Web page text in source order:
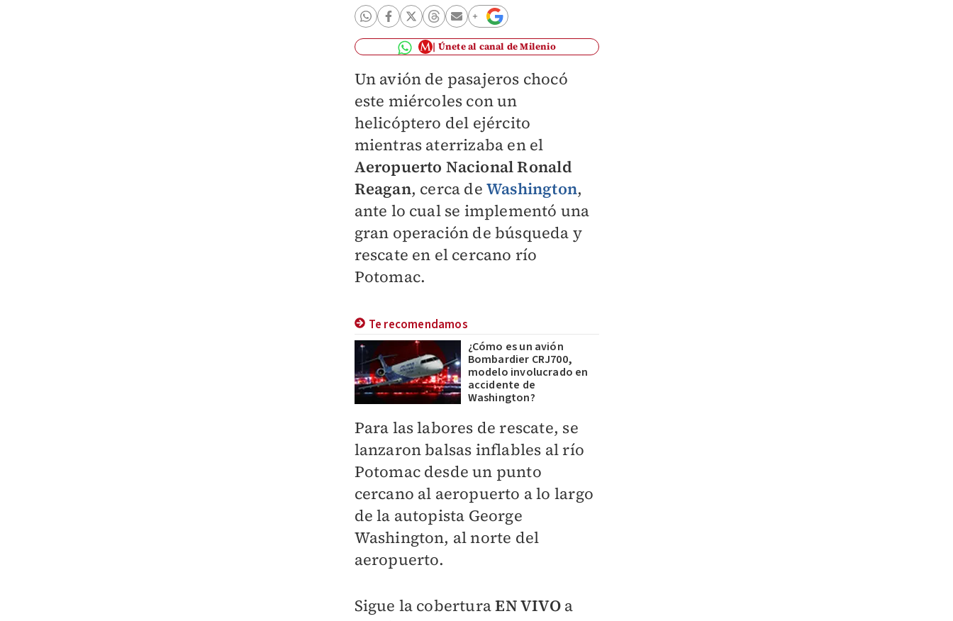
Únete al canal de Milenio
Un avión de pasajeros chocó
este miércoles con un
helicóptero del ejército
mientras aterrizaba en el
Aeropuerto Nacional Ronald
Reagan, cerca de Washington,
ante lo cual se implementó una
gran operación de búsqueda y
rescate en el cercano río
Potomac.
Te recomendamos
¿Cómo es un avión
Bombardier CRJ700,
modelo involucrado en
accidente de
Washington?
Para las labores de rescate, se
lanzaron balsas inflables al río
Potomac desde un punto
cercano al aeropuerto a lo largo
de la autopista George
Washington, al norte del
aeropuerto.
Sigue la coberturaEN VIVOa